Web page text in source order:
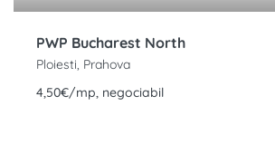
PWP Bucharest North
Ploiesti, Prahova
4,50€/mp, negociabil